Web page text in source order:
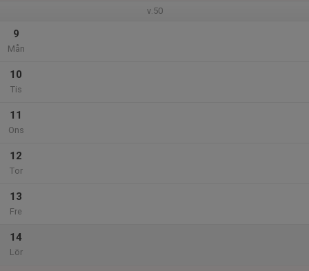
v.50
9
Mån
10
Tis
11
Ons
12
Tor
13
Fre
14
Lör